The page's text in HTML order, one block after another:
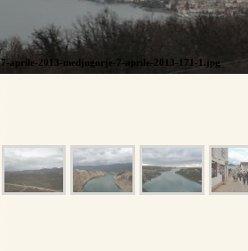
7-aprile-2013-medjugorje-7-aprile-2013-171-1.jpg